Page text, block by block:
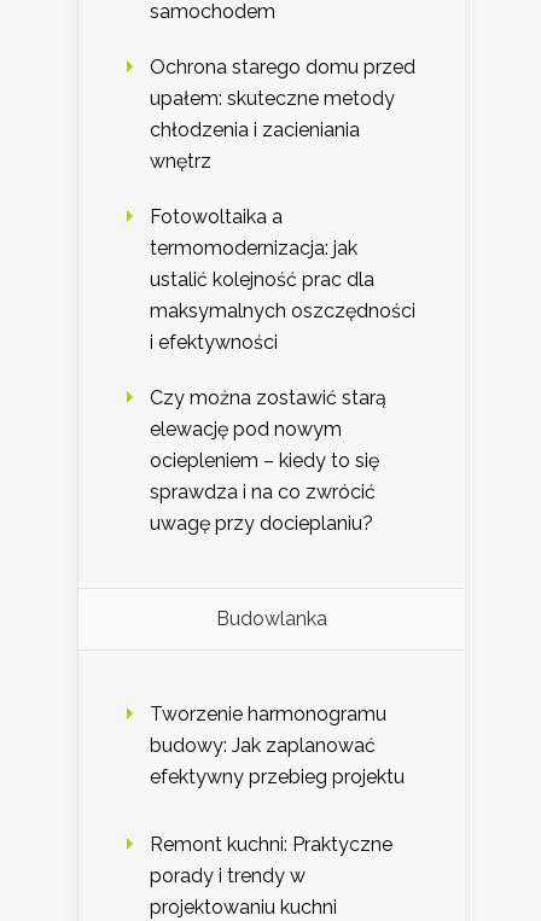
samochodem
Ochrona starego domu przed
upałem: skuteczne metody
chłodzenia i zacieniania
wnętrz
Fotowoltaika a
termomodernizacja: jak
ustalić kolejność prac dla
maksymalnych oszczędności
i efektywności
Czy można zostawić starą
elewację pod nowym
ociepleniem – kiedy to się
sprawdza i na co zwrócić
uwagę przy docieplaniu?
Budowlanka
Tworzenie harmonogramu
budowy: Jak zaplanować
efektywny przebieg projektu
Remont kuchni: Praktyczne
porady i trendy w
projektowaniu kuchni